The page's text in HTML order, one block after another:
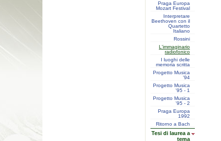
Praga Europa
Mozart Festival
Interpretare
Beethoven con il
Quartetto
Italiano
Rossini
L'immaginario
radiofonico
I luoghi delle
memoria scritta
Progetto Musica
'94
Progetto Musica
'95 - 1
Progetto Musica
'95 - 2
Praga Europa
1992
Ritorno a Bach
Tesi di laurea a
tema